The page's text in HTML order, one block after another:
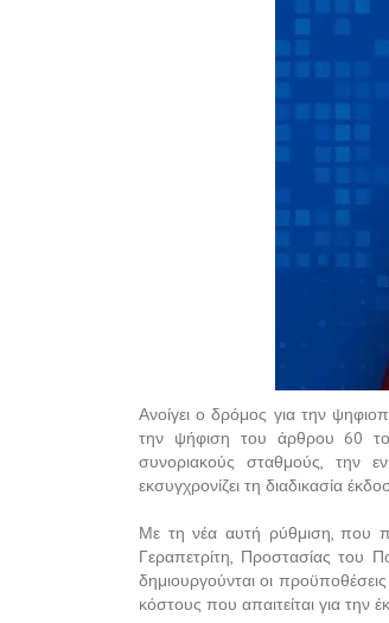
Ανοίγει ο δρόμος για την
την ψήφιση του άρθρου 60
συνοριακούς σταθμούς, την
εκσυγχρονίζει τη διαδικασία
Με τη νέα αυτή ρύθμιση, που
Γεραπετρίτη, Προστασίας του
δημιουργούνται οι
κόστους που απαιτείται για την